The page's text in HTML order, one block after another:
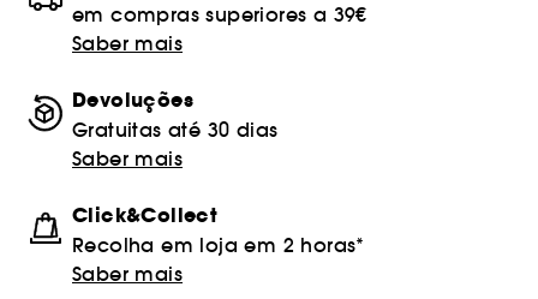
em compras superiores a 39€
Saber mais
Devoluções
Gratuitas até 30 dias
Saber mais
Click&Collect
Recolha em loja em 2 horas*
Saber mais